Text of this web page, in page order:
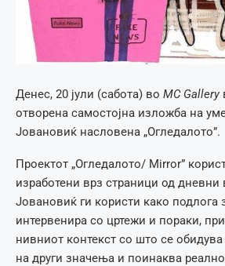
Денес, 20 јули (сабота) во MC Gallery
отворена самостојна изложба на
Јовановиќ насловена „Огледалото”.
Проектот „Огледалото/ Мirror”
изработени врз страници од дневни
Јовановиќ ги користи како подлога
интервенира со цртежи и пораки,
нивниот контекст со што се
на други значења и поинаква